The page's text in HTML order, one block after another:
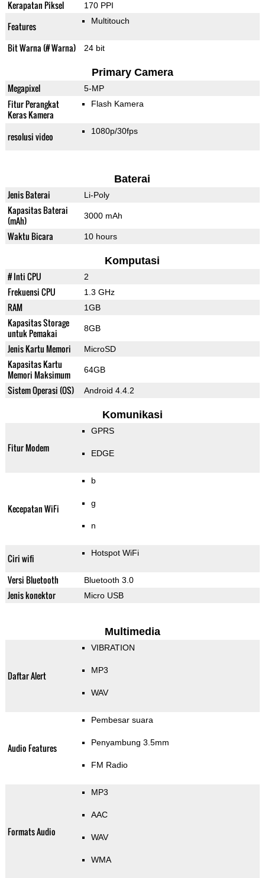
Kerapatan Piksel 170 PPI
Features Multitouch
Bit Warna (# Warna) 24 bit
Primary Camera
Megapixel 5-MP
Fitur Perangkat
Keras Kamera
Flash Kamera
resolusi video 1080p/30fps
Baterai
Jenis Baterai Li-Poly
Kapasitas Baterai
(mAh)
3000 mAh
Waktu Bicara 10 hours
Komputasi
# Inti CPU 2
Frekuensi CPU 1.3 GHz
RAM 1GB
Kapasitas Storage
untuk Pemakai
8GB
Jenis Kartu Memori MicroSD
Kapasitas Kartu
Memori Maksimum
64GB
Sistem Operasi (OS) Android 4.4.2
Komunikasi
Fitur Modem
GPRS
EDGE
Kecepatan WiFi
b
g
n
Ciri wifi Hotspot WiFi
Versi Bluetooth Bluetooth 3.0
Jenis konektor Micro USB
Multimedia
Daftar Alert
VIBRATION
MP3
WAV
Audio Features
Pembesar suara
Penyambung 3.5mm
FM Radio
Formats Audio
MP3
AAC
WAV
WMA